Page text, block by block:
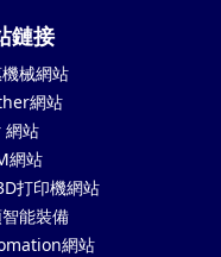
鏈接
械網站
網站
網站
網站
打印機網站
能裝備
網站